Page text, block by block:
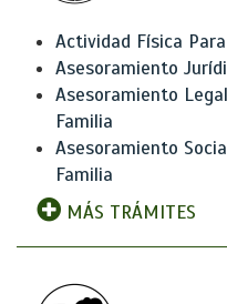
Actividad Física
Asesoramiento
Asesoramiento
Familia
Asesoramiento
Familia
MÁS TRÁMITES